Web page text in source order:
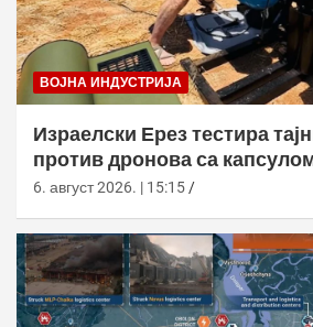
ВОЈНА ИНДУСТРИЈА
Израелски Ерез тестира
против дронова са
6. август 2026. | 15:15